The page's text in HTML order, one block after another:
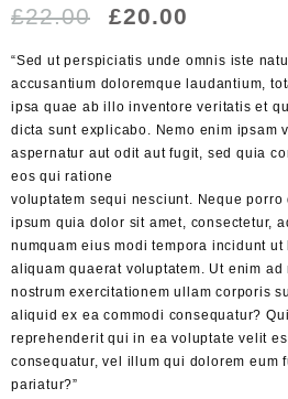
£22.00
Original
was:
£22.00.
£20.00
is:
£20.00.
“Sed ut perspiciatis unde omnis iste
accusantium doloremque laudantium,
ipsa quae ab illo inventore veritatis et
dicta sunt explicabo. Nemo enim ipsam
aspernatur aut odit aut fugit, sed quia
eos qui ratione
voluptatem sequi nesciunt. Neque
ipsum quia dolor sit amet, consectetur,
numquam eius modi tempora incidunt
aliquam quaerat voluptatem. Ut enim
nostrum exercitationem ullam corporis
aliquid ex ea commodi consequatur?
reprehenderit qui in ea voluptate velit
consequatur, vel illum qui dolorem eum
pariatur?”